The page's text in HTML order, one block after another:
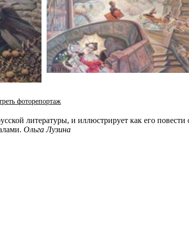
фоторепортаж
литературы, и иллюстрирует как его
Ольга Лузина